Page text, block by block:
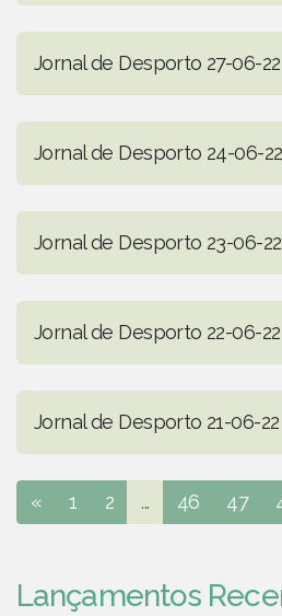
Jornal de Desporto 27-06-22
Jornal de Desporto 24-06-22
Jornal de Desporto 23-06-22
Jornal de Desporto 22-06-22
Jornal de Desporto 21-06-22
« 1 2 ... 46 47
Lançamentos